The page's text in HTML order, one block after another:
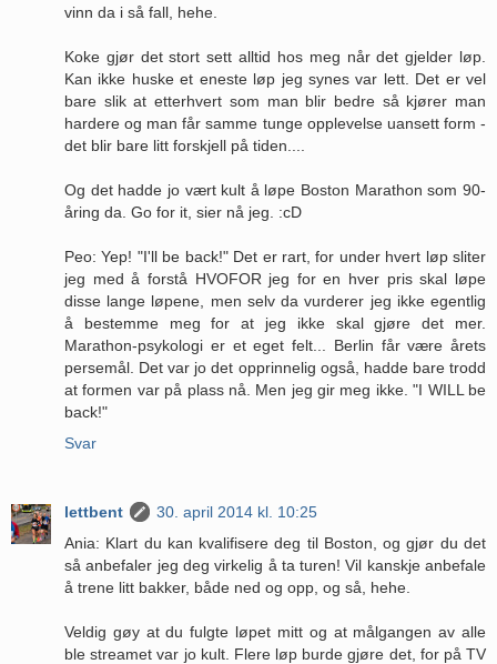
vinn da i så fall, hehe.
Koke gjør det stort sett alltid hos meg når det gjelder løp.
Kan ikke huske et eneste løp jeg synes var lett. Det er vel
bare slik at etterhvert som man blir bedre så kjører man
hardere og man får samme tunge opplevelse uansett form -
det blir bare litt forskjell på tiden....
Og det hadde jo vært kult å løpe Boston Marathon som 90-
åring da. Go for it, sier nå jeg. :cD
Peo: Yep! "I'll be back!" Det er rart, for under hvert løp sliter
jeg med å forstå HVOFOR jeg for en hver pris skal løpe
disse lange løpene, men selv da vurderer jeg ikke egentlig
å bestemme meg for at jeg ikke skal gjøre det mer.
Marathon-psykologi er et eget felt... Berlin får være årets
persemål. Det var jo det opprinnelig også, hadde bare trodd
at formen var på plass nå. Men jeg gir meg ikke. "I WILL be
back!"
Svar
lettbent
30. april 2014 kl. 10:25
Ania: Klart du kan kvalifisere deg til Boston, og gjør du det
så anbefaler jeg deg virkelig å ta turen! Vil kanskje anbefale
å trene litt bakker, både ned og opp, og så, hehe.
Veldig gøy at du fulgte løpet mitt og at målgangen av alle
ble streamet var jo kult. Flere løp burde gjøre det, for på TV